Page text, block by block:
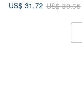
US$ 31.72 US$ 39.65